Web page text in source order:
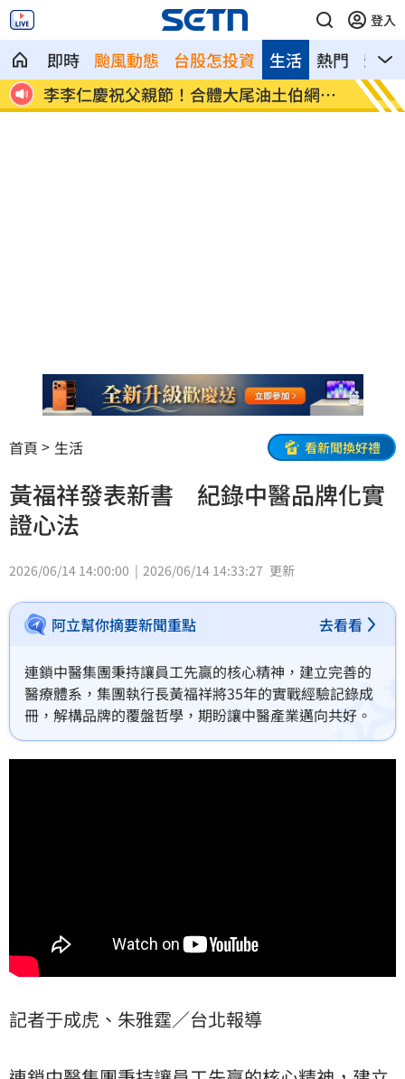
登入
即時 颱風動態 台股怎投資 熱門 影音
生活
看
小孩不願繫安全帶！全機乘客慘滯留一晚
傳與
了
首頁 生活 看新聞換好禮
黃福祥發表新書 紀錄中醫品牌化實
證心法
2026/06/14 14:00:00 2026/06/14 14:33:27 更新
阿立幫你摘要新聞重點 去看看
連鎖中醫集團秉持讓員工先贏的核心精神，建立完善的
醫療體系，集團執行長黃福祥將35年的實戰經驗記錄成
冊，解構品牌的覆盤哲學，期盼讓中醫產業邁向共好。
記者于成虎、朱雅霆／台北報導